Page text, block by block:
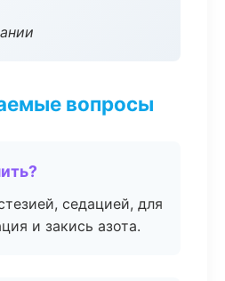
вопросы
седацией, для
и закись азота.